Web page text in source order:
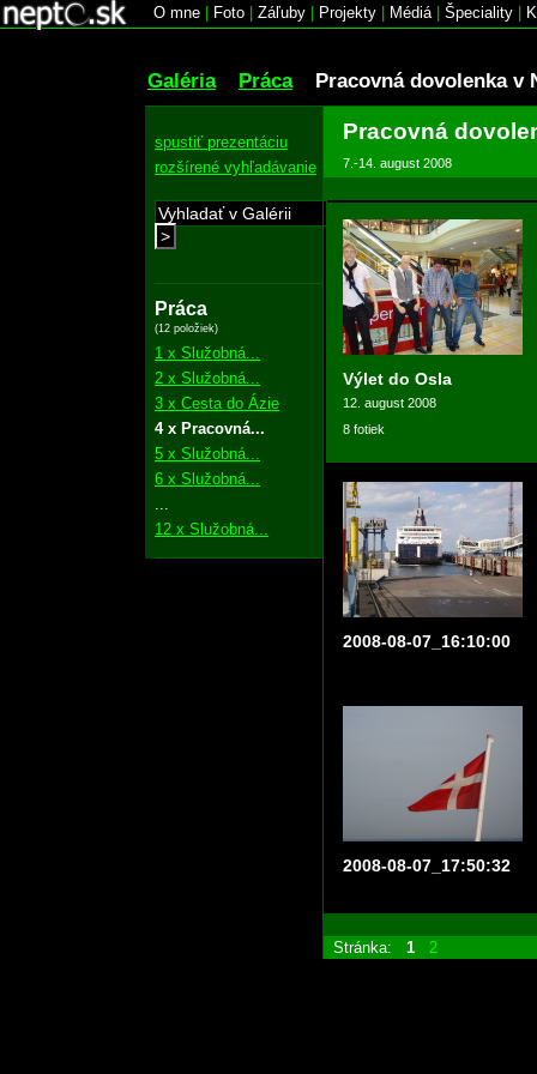
O mne Foto Záľuby Projekty Médiá| Špeciality
Galéria Práca Pracovná dovolenka v
spustiť prezentáciu
rozšírené vyhľadávanie
>
Práca
(12 položiek)
1 x Služobná...
2 x Služobná...
3 x Cesta do Ázie
4 x Pracovná...
5 x Služobná...
6 x Služobná...
12 x Služobná...
Pracovná
7.-14. august 2008
Výlet do Osla
12. august 2008
8 fotiek
2008-08-07_16:10:00
2008-08-07_17:50:32
Stránka: 1 2